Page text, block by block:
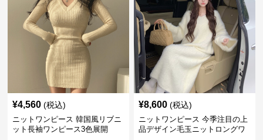
¥4,560 (税込)
ニットワンピース 韓国風リブニ
ット長袖ワンピース3色展開
¥8,600 (税込)
ニットワンピース 今季注目の上
品デザイン毛玉ニットロングワ